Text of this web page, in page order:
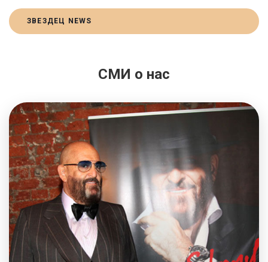
ЗВЕЗДЕЦ NEWS
СМИ о нас